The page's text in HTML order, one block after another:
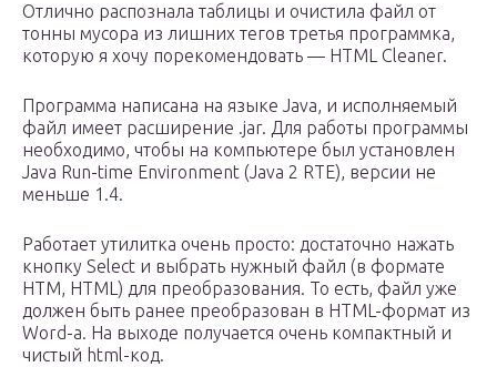
Отлично распознала таблицы и очистила файл от
тонны мусора из лишних тегов третья программка,
которую я хочу порекомендовать — HTML Cleaner.
Программа написана на языке Java, и исполняемый
файл имеет расширение .jar. Для работы программы
необходимо, чтобы на компьютере был установлен
Java Run-time Environment (Java 2 RTE), версии не
меньше 1.4.
Работает утилитка очень просто: достаточно нажать
кнопку Select и выбрать нужный файл (в формате
HTM, HTML) для преобразования. То есть, файл уже
должен быть ранее преобразован в HTML-формат из
Word-a. На выходе получается очень компактный и
чистый html-код.